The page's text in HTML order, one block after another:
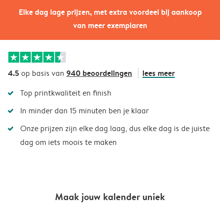
Elke dag lage prijzen, met extra voordeel bij aankoop
van meer exemplaren
4.5op basis van 940 beoordelingen lees meer
Top printkwaliteit en finish
In minder dan 15 minuten ben je klaar
Onze prijzen zijn elke dag laag, dus elke dag is de juiste
dag om iets moois te maken
Maak jouw kalender uniek